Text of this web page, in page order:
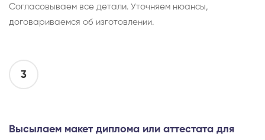
Согласовываем все детали. Уточняем нюансы,
договариваемся об изготовлении.
3
Высылаем макет диплома или аттестата для